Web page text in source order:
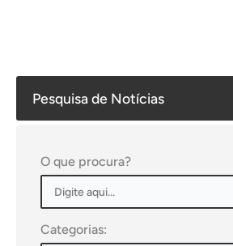
Pesquisa de Notícias
O que procura?
Categorias: